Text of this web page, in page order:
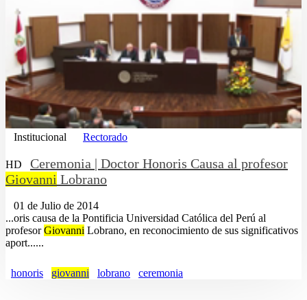
Institucional Rectorado
HD
Ceremonia | Doctor Honoris Causa al profesor
Giovanni Lobrano
01 de Julio de 2014
...oris causa de la Pontificia Universidad Católica del Perú al
profesorGiovanni Lobrano, en reconocimiento de sus significativos
aport......
honoris giovanni lobrano ceremonia